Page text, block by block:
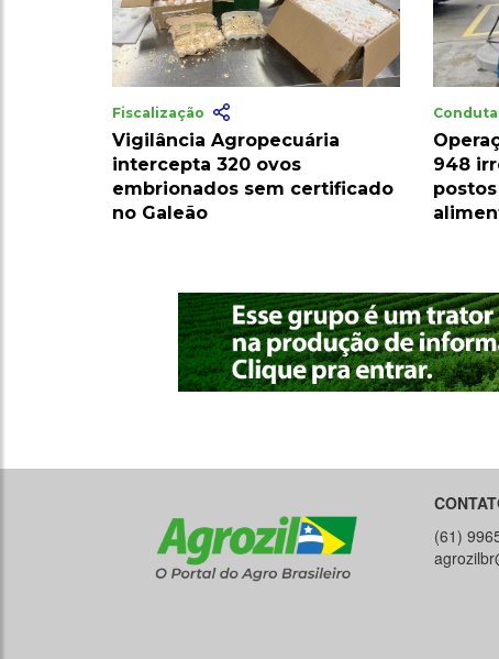
Fiscalização
Vigilância Agropecuária
intercepta 320 ovos
embrionados sem certificado
no Galeão
948
(61)